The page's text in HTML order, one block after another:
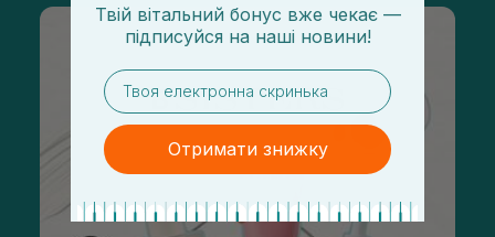
Твій вітальний бонус вже чекає —
підписуйся на наші новини!
email
Отримати знижку